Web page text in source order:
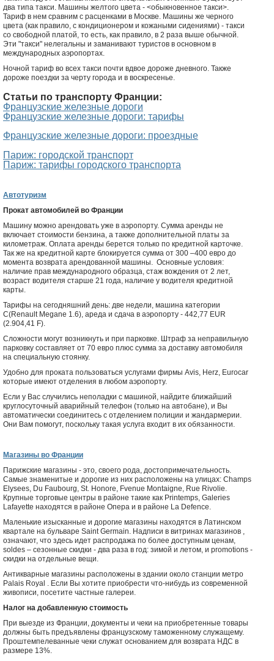
два типа такси. Машины желтого цвета - <обыкновенное такси>.
Тариф в нем сравним с расценками в Москве. Машины же черного
цвета (как правило, с кондиционером и кожаными сидениями) - такси
со свободной платой, то есть, как правило, в 2 раза выше обычной.
Эти "такси" нелегальны и заманивают туристов в основном в
международных аэропортах.
Ночной тариф во всех такси почти вдвое дороже дневного. Также
дороже поездки за черту города и в воскресенье.
Статьи по транспорту Франции:
Французские железные дороги
Французские железные дороги: тарифы
Французские железные дороги: проездные
Париж: городской транспорт
Париж: тарифы городского транспорта
Автотуризм
Прокат автомобилей во Франции
Машину можно арендовать уже в аэропорту. Сумма аренды не
включает стоимости бензина, а также дополнительной платы за
километраж. Оплата аренды берется только по кредитной карточке.
Так же на кредитной карте блокируется сумма от 300 –400 евро до
момента возврата арендованной машины. Основные условия:
наличие прав международного образца, стаж вождения от 2 лет,
возраст водителя старше 21 года, наличие у водителя кредитной
карты.
Тарифы на сегодняшний день: две недели, машина категории
С(Renault Megane 1.6), ареда и сдача в аэропорту - 442,77 EUR
(2.904,41 F).
Сложности могут возникнуть и при парковке. Штраф за неправильную
парковку составляет от 70 евро плюс сумма за доставку автомобиля
на специальную стоянку.
Удобно для проката пользоваться услугами фирмы Avis, Herz, Eurocar
которые имеют отделения в любом аэропорту.
Если у Вас случились неполадки с машиной, найдите ближайший
круглосуточный аварийный телефон (только на автобане), и Вы
автоматически соединитесь с отделением полиции и жандармерии.
Они Вам помогут, поскольку такая услуга входит в их обязанности.
Магазины во Франции
Парижские магазины - это, своего рода, достопримечательность.
Самые знаменитые и дорогие из них расположены на улицах: Champs
Elysees, Du Faubourg, St. Honore, Fvenue Montaigne, Rue Rivolie.
Крупные торговые центры в районе такие как Printemps, Galeries
Lafayette находятся в районе Опера и в районе La Defence.
Маленькие изысканные и дорогие магазины находятся в Латинском
квартале на бульваре Saint Germain. Надписи в витринах магазинов ,
означают, что здесь идет распродажа по более доступным ценам,
soldes – сезонные скидки - два раза в год: зимой и летом, и promotions -
скидки на отдельные вещи.
Антикварные магазины расположены в здании около станции метро
Palais Royal . Если Вы хотите приобрести что-нибудь из современной
живописи, посетите частные галереи.
Налог на добавленную стоимость
При выезде из Франции, документы и чеки на приобретенные товары
должны быть предъявлены французскому таможенному служащему.
Проштемпелеванные чеки служат основанием для возврата НДС в
размере 13%.